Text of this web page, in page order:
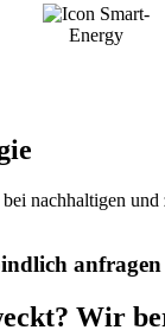
nachhaltigen
indlich anfragen
Wir